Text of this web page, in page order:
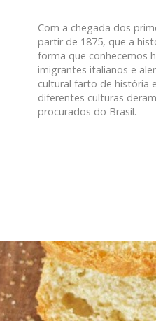
Com a chegada dos
partir de 1875, que a
forma que conhecemos
imigrantes italianos e
cultural farto de história
diferentes culturas
procurados do Brasil.